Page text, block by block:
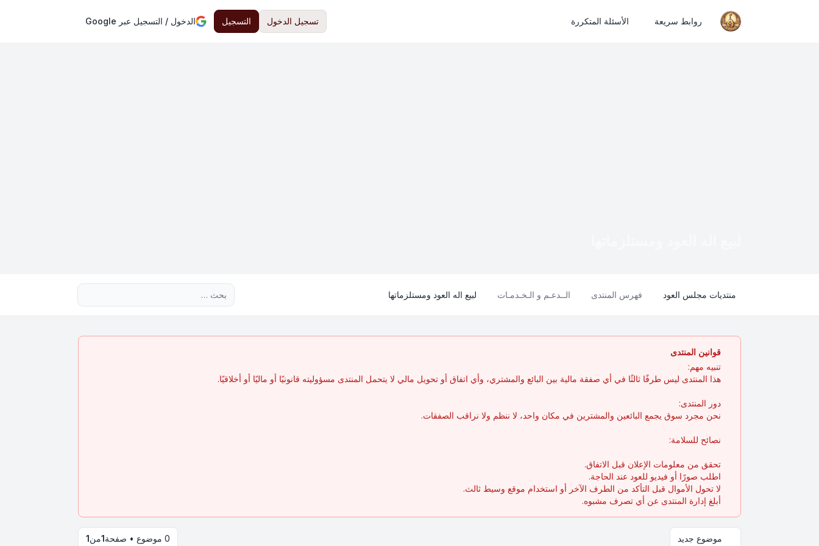
روابط سريعة الأسئلة المتكررة تسجيل الدخول التسجيل الدخول / التسجيل عبر Google
منتديات مجلس العود فهرس المنتدى الــدعـم و الـخـدمـات لبيع اله العود ومستلزماتها
قوانين المنتدى
تنبيه مهم:
هذا المنتدى ليس طرفًا ثالثًا في أي صفقة مالية بين البائع والمشتري، وأي اتفاق أو تحويل مالي لا يتحمل المنتدى مسؤوليته قانونيًا أو ماليًا أو أخلاقيًا.
دور المنتدى:
نحن مجرد سوق يجمع البائعين والمشترين في مكان واحد، لا ننظم ولا نراقب الصفقات.
نصائح للسلامة:
تحقق من معلومات الإعلان قبل الاتفاق.
اطلب صورًا أو فيديو للعود عند الحاجة.
لا تحول الأموال قبل التأكد من الطرف الآخر أو استخدام موقع وسيط ثالث.
أبلغ إدارة المنتدى عن أي تصرف مشبوه.
موضوع جديد 0 موضوع • صفحة 1من1